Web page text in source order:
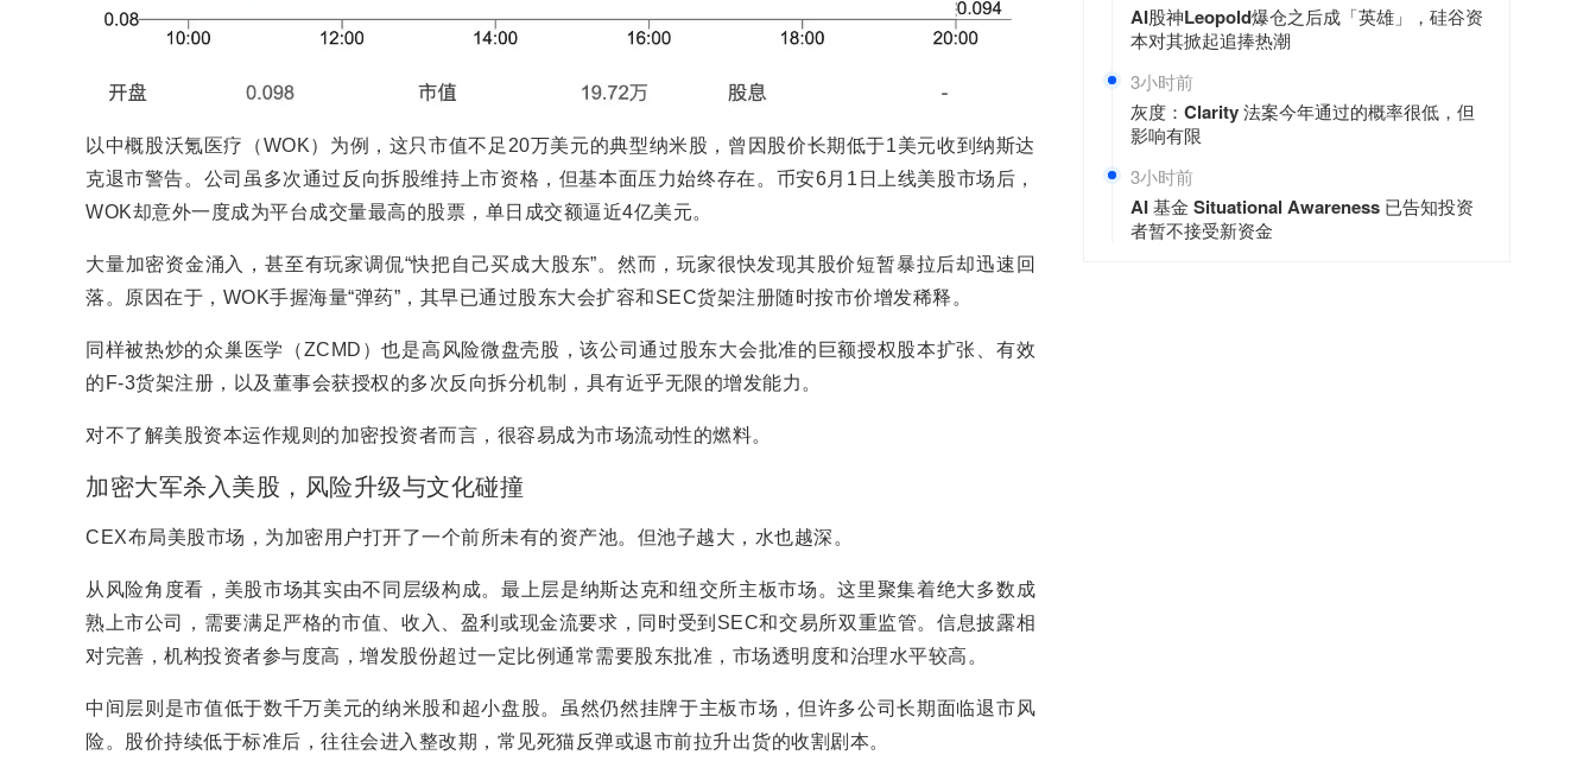
以中概股沃氪医疗（WOK）为例，这只市值不足20万美元的典型纳米股，曾因股价长期低于1美元收到纳斯达
克退市警告。公司虽多次通过反向拆股维持上市资格，但基本面压力始终存在。币安6月1日上线美股市场后，
WOK却意外一度成为平台成交量最高的股票，单日成交额逼近4亿美元。
大量加密资金涌入，甚至有玩家调侃“快把自己买成大股东”。然而，玩家很快发现其股价短暂暴拉后却迅速回
落。原因在于，WOK手握海量“弹药”，其早已通过股东大会扩容和SEC货架注册随时按市价增发稀释。
同样被热炒的众巢医学（ZCMD）也是高风险微盘壳股，该公司通过股东大会批准的巨额授权股本扩张、有效
的F-3货架注册，以及董事会获授权的多次反向拆分机制，具有近乎无限的增发能力。
对不了解美股资本运作规则的加密投资者而言，很容易成为市场流动性的燃料。
加密大军杀入美股，风险升级与文化碰撞
CEX布局美股市场，为加密用户打开了一个前所未有的资产池。但池子越大，水也越深。
从风险角度看，美股市场其实由不同层级构成。最上层是纳斯达克和纽交所主板市场。这里聚集着绝大多数成
熟上市公司，需要满足严格的市值、收入、盈利或现金流要求，同时受到SEC和交易所双重监管。信息披露相
对完善，机构投资者参与度高，增发股份超过一定比例通常需要股东批准，市场透明度和治理水平较高。
中间层则是市值低于数千万美元的纳米股和超小盘股。虽然仍然挂牌于主板市场，但许多公司长期面临退市风
险。股价持续低于标准后，往往会进入整改期，常见死猫反弹或退市前拉升出货的收割剧本。
AI股神Leopold爆仓之后成「英雄」，硅谷资
本对其掀起追捧热潮
3小时前
灰度：Clarity 法案今年通过的概率很低，但
影响有限
3小时前
AI 基金 Situational Awareness 已告知投资
者暂不接受新资金